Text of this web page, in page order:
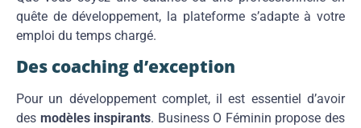
quête de développement, la plateforme s’adapte à votre
emploi du temps chargé.
Des coaching d’exception
Pour un développement complet, il est essentiel d’avoir
des modèles inspirants. Business O Féminin propose des